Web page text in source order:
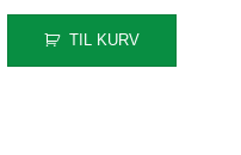
oprindelige
pris
aktuelle
TIL KURV